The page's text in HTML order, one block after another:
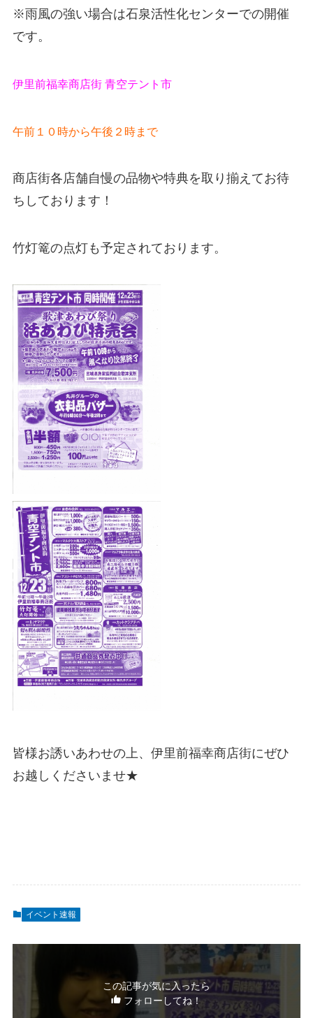
※雨風の強い場合は石泉活性化センターでの開催
です。
伊里前福幸商店街 青空テント市
午前１０時から午後２時まで
商店街各店舗自慢の品物や特典を取り揃えてお待
ちしております！
竹灯篭の点灯も予定されております。
皆様お誘いあわせの上、伊里前福幸商店街にぜひ
お越しくださいませ★
イベント速報
この記事が気に入ったら
フォローしてね！